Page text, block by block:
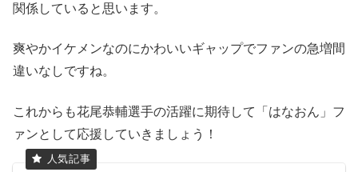
関係していると思います。
爽やかイケメンなのにかわいいギャップでファンの急増間
違いなしですね。
これからも花尾恭輔選手の活躍に期待して「はなおん」フ
ァンとして応援していきましょう！